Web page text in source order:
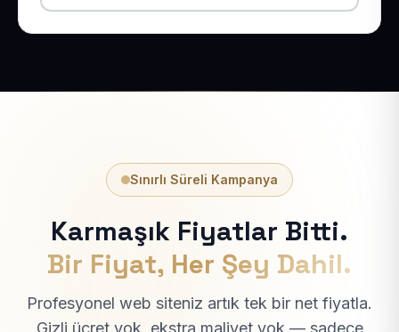
Sınırlı Süreli Kampanya
Karmaşık Fiyatlar Bitti.
Bir Fiyat, Her Şey Dahil.
Profesyonel web siteniz artık tek bir net fiyatla.
Gizli ücret yok, ekstra maliyet yok — sadece